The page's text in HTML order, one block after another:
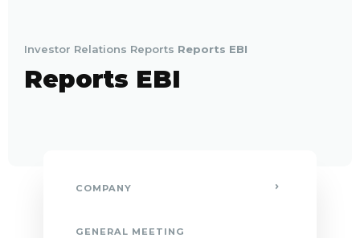
Investor Relations Reports Reports EBI
Reports EBI
COMPANY
GENERAL MEETING